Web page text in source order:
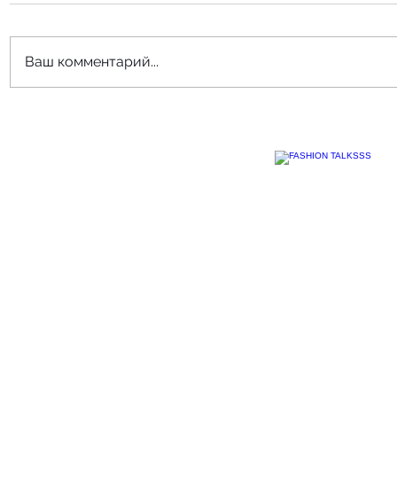
Ваш комментарий...